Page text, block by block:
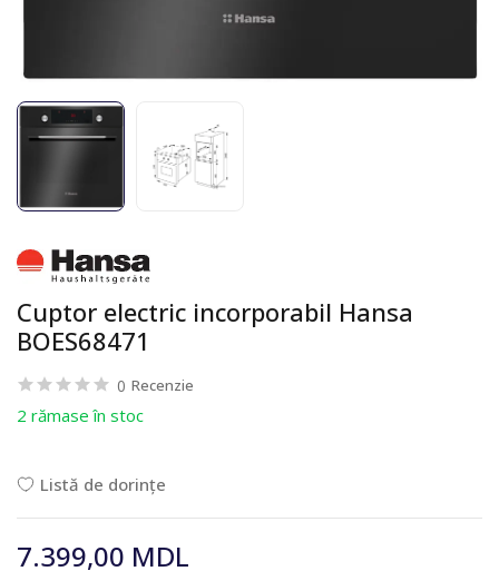
Cuptor electric incorporabil Hansa
BOES68471
0 Recenzie
2 rămase în stoc
Listă de dorințe
7.399,00 MDL